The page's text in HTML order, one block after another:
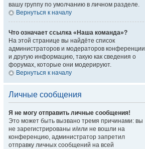
вашу группу по умолчанию в личном разделе.
Вернуться к началу
Что означает ссылка «Наша команда»?
На этой странице вы найдёте список
администраторов и модераторов конференции
и другую информацию, такую как сведения о
форумах, которые они модерируют.
Вернуться к началу
Личные сообщения
Я не могу отправить личные сообщения!
Это может быть вызвано тремя причинами: вы
не зарегистрированы и/или не вошли на
конференцию, администратор запретил
отправку личных сообщений на всей